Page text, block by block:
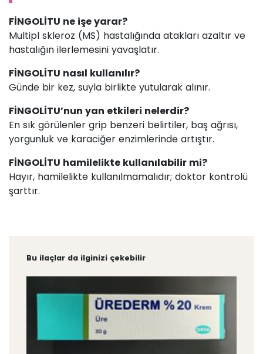
FİNGOLİTU ne işe yarar?
Multipl skleroz (MS) hastalığında atakları azaltır ve
hastalığın ilerlemesini yavaşlatır.
FİNGOLİTU nasıl kullanılır?
Günde bir kez, suyla birlikte yutularak alınır.
FİNGOLİTU’nun yan etkileri nelerdir?
En sık görülenler grip benzeri belirtiler, baş ağrısı,
yorgunluk ve karaciğer enzimlerinde artıştır.
FİNGOLİTU hamilelikte kullanılabilir mi?
Hayır, hamilelikte kullanılmamalıdır; doktor kontrolü
şarttır.
Bu ilaçlar da ilginizi çekebilir